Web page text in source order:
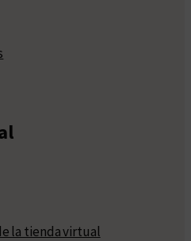
la tienda virtual